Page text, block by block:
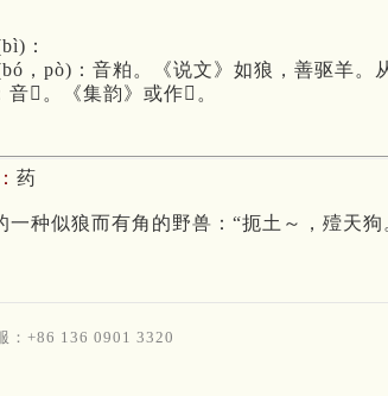
：
，pò)：音粕。《说文》如狼，善驱羊。
音𥝧。《集韵》或作𤝡。
药
一种似狼而有角的野兽：“扼土～，殪天狗
：+86 136 0901 3320